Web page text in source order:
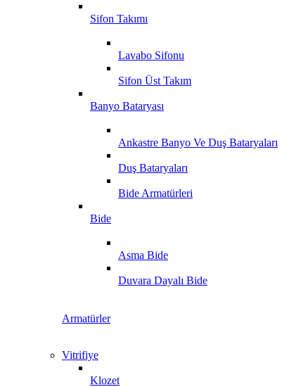
Sifon Takımı
Lavabo Sifonu
Sifon Üst Takım
Banyo Bataryası
Ankastre Banyo Ve Duş Bataryaları
Duş Bataryaları
Bide Armatürleri
Bide
Asma Bide
Duvara Dayalı Bide
Armatürler
Vitrifiye
Klozet